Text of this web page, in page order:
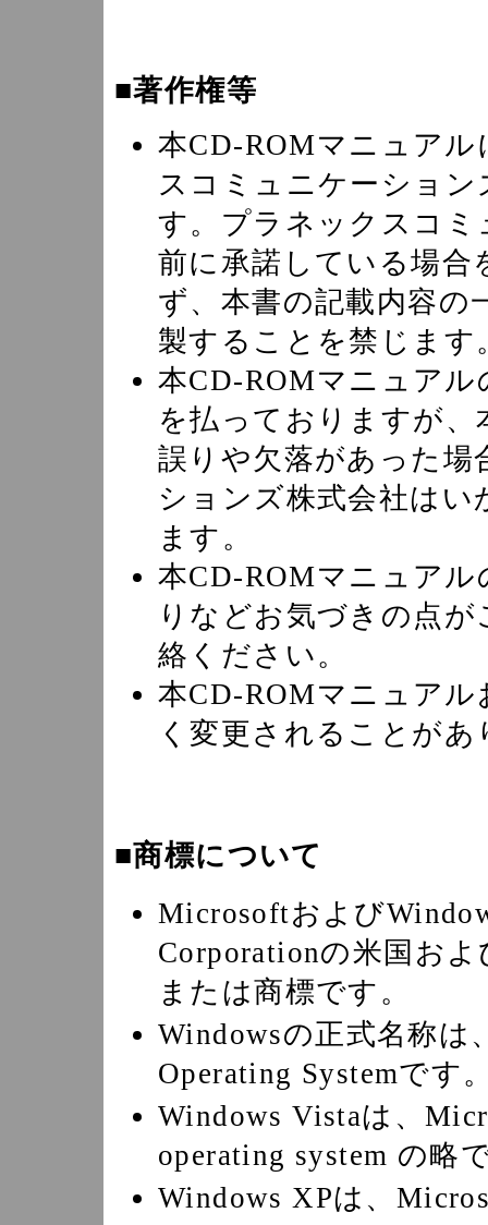
■著作権等
本CD-ROMマニュア
スコミュニケーショ
す。プラネックスコ
前に承諾している場合
ず、本書の記載内容の
製することを禁じます
本CD-ROMマニュア
を払っておりますが
誤りや欠落があった
ションズ株式会社は
ます。
本CD-ROMマニュア
りなどお気づきの点
絡ください。
本CD-ROMマニュア
く変更されることがあ
■商標について
Microsoftおよび
Corporationの米国お
または商標です。
Windowsの正式名称は
Operating Systemです
Windows Vistaは、
operating system の略
Windows XPは、